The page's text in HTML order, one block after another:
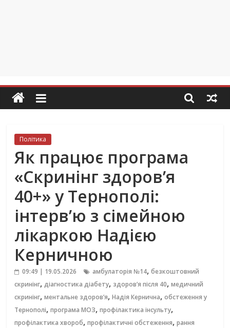
Політика
Як працює програма
«Скринінг здоров’я
40+» у Тернополі:
інтерв’ю з сімейною
лікаркою Надією
Керничною
09:49 | 19.05.2026 амбулаторія №14,безкоштовний
скринінг,діагностика діабету, здоров’я після 40,медичний
скринінг,ментальне здоров’я,Надія Кернична,обстеження у
Тернополі,програма МОЗ,профілактика інсульту,
профілактика хвороб,профілактичні обстеження,рання